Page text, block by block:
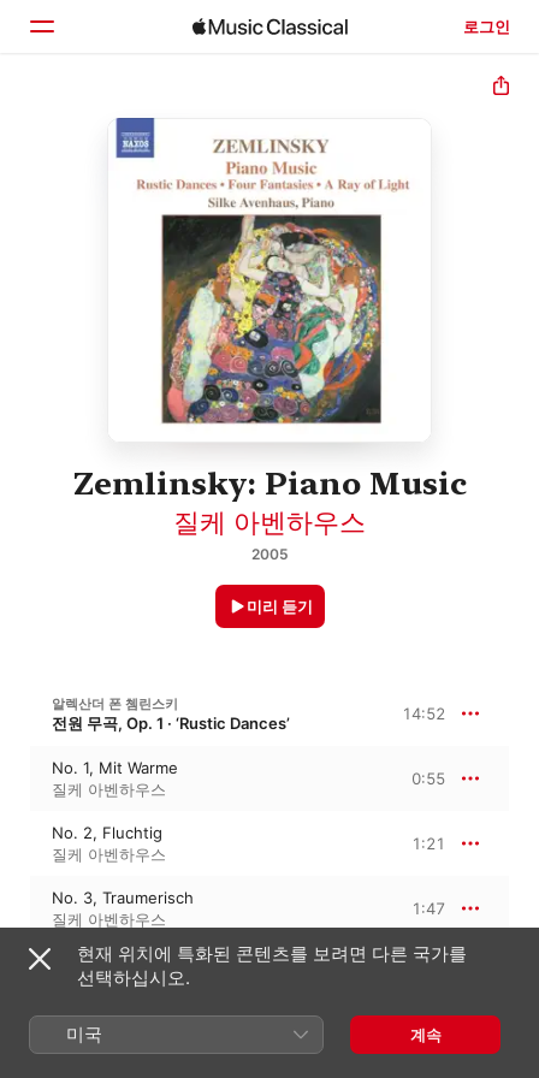
로그인
Zemlinsky: Piano Music
질케 아벤하우스
2005
미리 듣기
알렉산더 폰 쳄린스키
전원 무곡, Op. 1 · ‘Rustic Dances’ 14:52
No. 1, Mit Warme
질케 아벤하우스
0:55
No. 2, Fluchtig
질케 아벤하우스
1:21
No. 3, Traumerisch
질케 아벤하우스
1:47
No. 4, Sehr schnell und leicht
질케 아벤하우스
No. 5, Hintraumend
질케 아벤하우스
2:12
현재 위치에 특화된 콘텐츠를 보려면 다른 국가를
선택하십시오.
미국 계속